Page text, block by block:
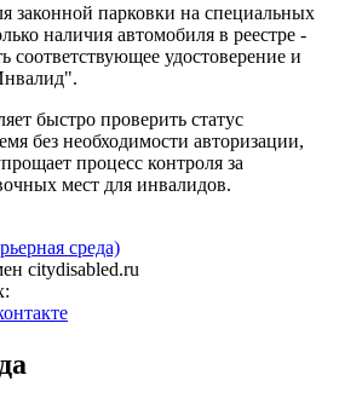
законной парковки на специальных
наличия автомобиля в реестре -
соответствующее удостоверение и
быстро проверить статус
без необходимости авторизации,
процесс контроля за
мест для инвалидов.
среда)
citydisabled.ru